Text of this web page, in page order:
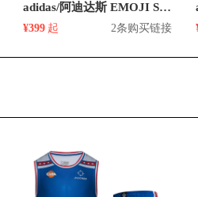
adidas/阿迪达斯 EMOJI Short亲肤透气松紧腰运动短裤 GP6778
¥399 起 2条购买链接